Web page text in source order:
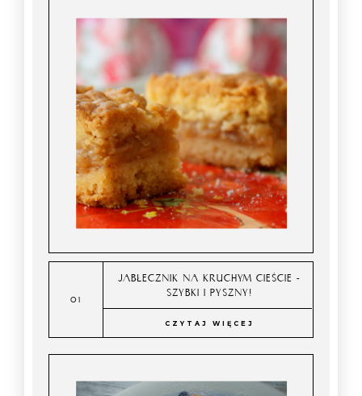
JABŁECZNIK NA KRUCHYM CIEŚCIE -
SZYBKI I PYSZNY!
CZYTAJ WIĘCEJ